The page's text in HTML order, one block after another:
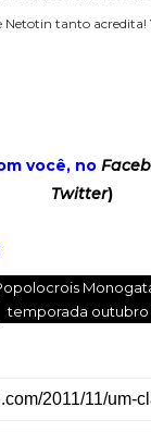
Netotin tanto acredita!
você, no
Twitter)
temporada outubro